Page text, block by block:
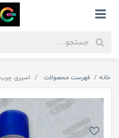
خانه فهرست محصولات اسپری چرب 600 OK